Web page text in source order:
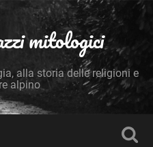
mitologici
alla storia delle religioni e
alpino